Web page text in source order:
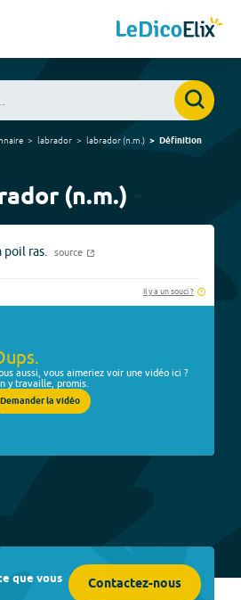
labrador labrador(n.m. ) Définition
(n.m.)
poil ras. source
Il y a un souci ?
aussi, vous aimeriez voir une vidéo ici ?
y travaille, promis.
Demander la vidéo
que vous Contactez-nous